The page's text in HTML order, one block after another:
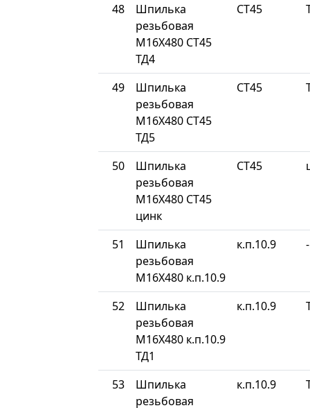
48
Шпилька
резьбовая
М16Х480 СТ45
ТД4
СТ45
49
Шпилька
резьбовая
М16Х480 СТ45
ТД5
СТ45
50
Шпилька
резьбовая
М16Х480 СТ45
цинк
СТ45
51
Шпилька
резьбовая
М16Х480 к.п.10.9
к.п.10.9 -
52
Шпилька
резьбовая
М16Х480 к.п.10.9
ТД1
к.п.10.9
53
Шпилька
резьбовая
к.п.10.9